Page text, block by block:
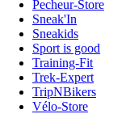
Pecheur-Store
Sneak'In
Sneakids
Sport is good
Training-Fit
Trek-Expert
TripNBikers
Vélo-Store